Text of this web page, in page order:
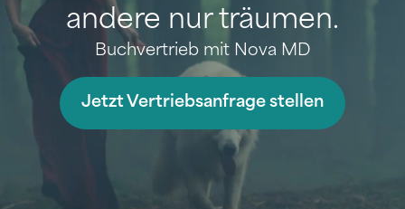
andere nur träumen.
Buchvertrieb mit Nova MD
Jetzt Vertriebsanfrage stellen